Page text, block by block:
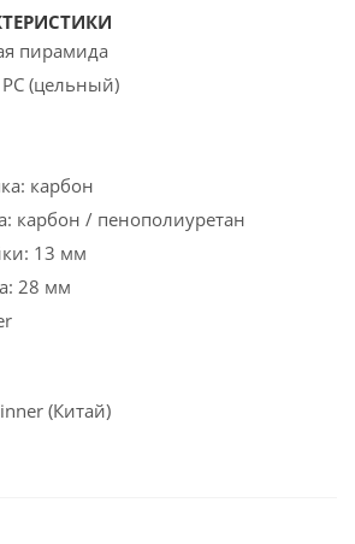
пирамида
(цельный)
карбон
карбон / пенополиуретан
13 мм
28 мм
(Китай)